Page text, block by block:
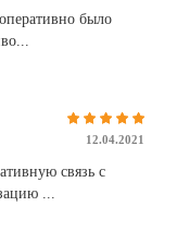
было
12.04.2021
связь с
...